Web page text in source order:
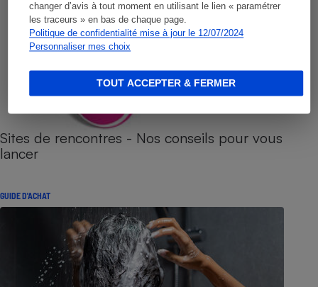
changer d’avis à tout moment en utilisant le lien « paramétrer
les traceurs » en bas de chaque page.
Politique de confidentialité mise à jour le 12/07/2024
Personnaliser mes choix
TOUT ACCEPTER & FERMER
Sites de rencontres - Nos conseils pour vous
lancer
GUIDE D'ACHAT